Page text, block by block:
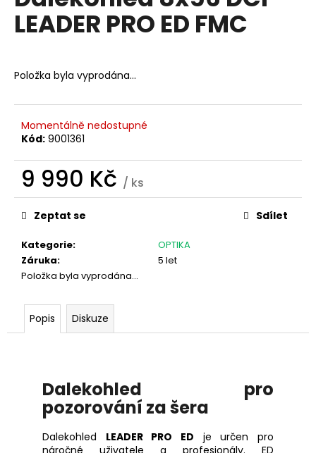
0,0
LEADER PRO ED FMC
Položka byla vyprodána…
Momentálně nedostupné
Kód: 9001361
9 990 Kč / ks
Měrná
cena:
Kategorie:
OPTIKA
Záruka:
5 let
Položka byla vyprodána…
Zeptat se Sdílet
Popis Diskuze
Dalekohled pro
pozorování za šera
Dalekohled LEADER PRO ED je určen pro
a
j
t
HLEDAT
D
o
p
o
u
SAKO